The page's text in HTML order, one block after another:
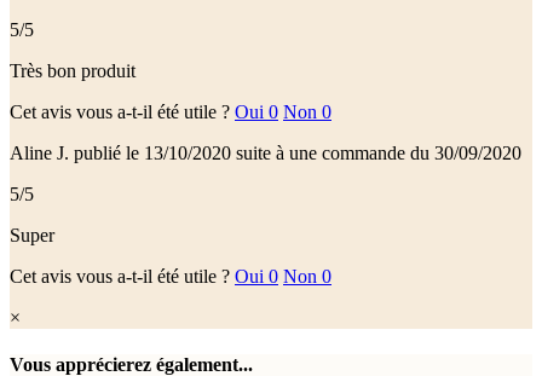
5/5
Très bon produit
Cet avis vous a-t-il été utile ? Oui 0 Non 0
Aline J. publié le 13/10/2020 suite à une commande du 30/09/2020
5/5
Super
Cet avis vous a-t-il été utile ? Oui 0 Non 0
×
Vous apprécierez également...